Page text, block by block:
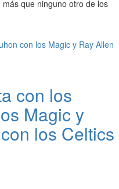
más que ninguno otro de los
con los
Magic y
los Celtics